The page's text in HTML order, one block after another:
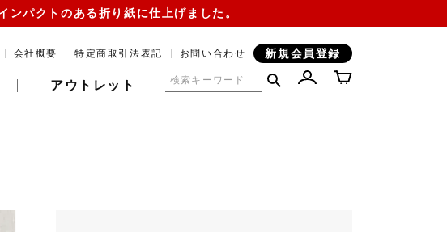
ンパクトのある折り紙に仕上げました。
会社概要 特定商取引法表記 お問い合わせ 新規会員登録
アウトレット